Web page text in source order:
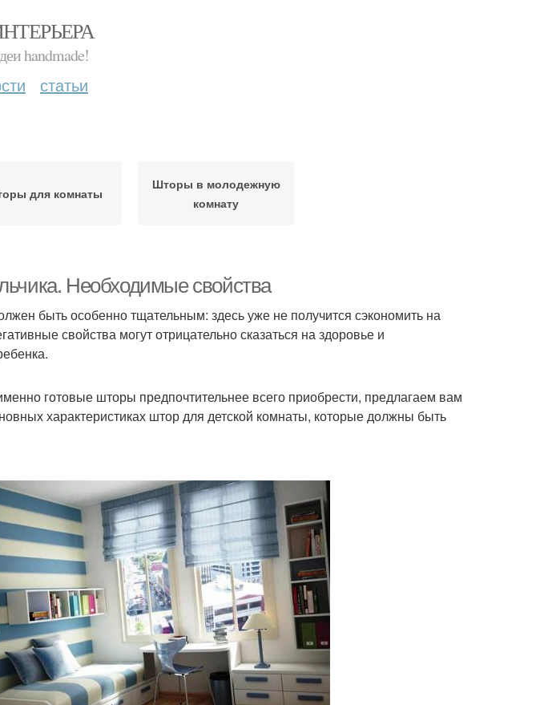
handmade!
статьи
для комнаты
Шторы в молодежную
комнату
Необходимые свойства
быть особенно тщательным: здесь уже не получится сэкономить на
свойства могут отрицательно сказаться на здоровье и
готовые шторы предпочтительнее всего приобрести, предлагаем вам
характеристиках штор для детской комнаты, которые должны быть